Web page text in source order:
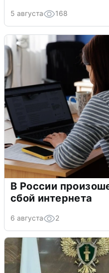
5 августа 168
В России
сбой интернета
6 августа 2